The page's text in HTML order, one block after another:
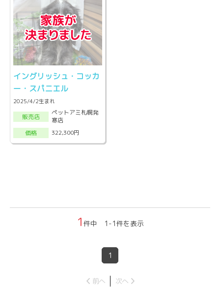
イングリッシュ・コッカ
ー・スパニエル
2025/4/2生まれ
販売店
ペットアミ札幌発
寒店
価格
322,300円
1 件中 1-1件を表示
1
前へ 次へ